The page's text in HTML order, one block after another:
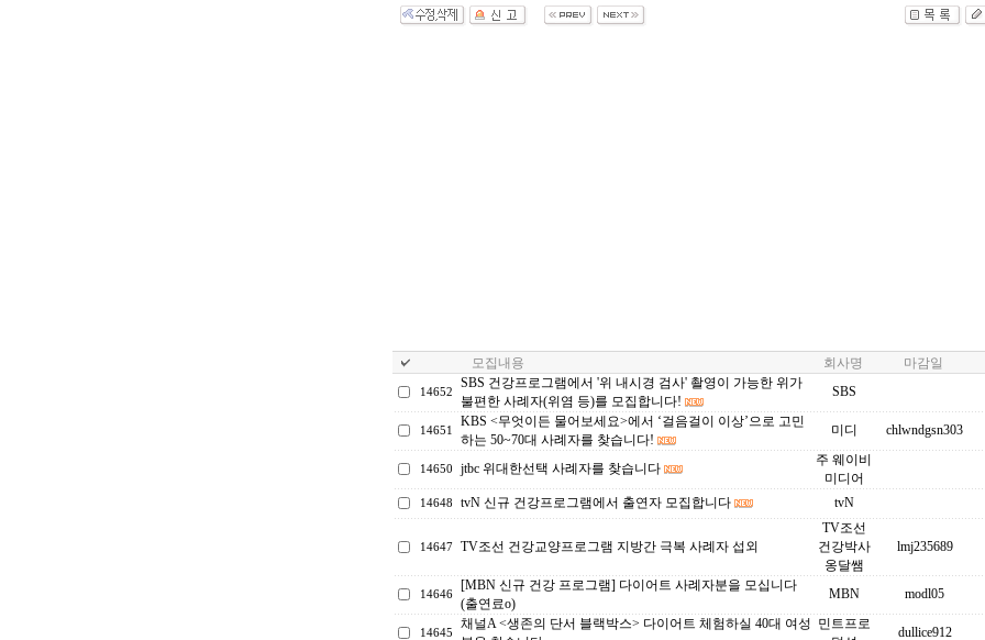
모집내용 회사명 마감일
14652
SBS 건강프로그램에서 '위 내시경 검사' 촬영이 가능한 위가
불편한 사례자(위염 등)를 모집합니다!
SBS
14651
KBS <무엇이든 물어보세요>에서 ‘걸음걸이 이상’으로 고민
하는 50~70대 사례자를 찾습니다!
미디 chlwndgsn303
14650 jtbc 위대한선택 사례자를 찾습니다
주 웨이비
미디어
14648 tvN 신규 건강프로그램에서 출연자 모집합니다 tvN
14647 TV조선 건강교양프로그램 지방간 극복 사례자 섭외
TV조선
건강박사
옹달쌤
lmj235689
14646
[MBN 신규 건강 프로그램] 다이어트 사례자분을 모십니다
(출연료o)
MBN modl05
14645
채널A <생존의 단서 블랙박스> 다이어트 체험하실 40대 여성 민트프로
dullice912